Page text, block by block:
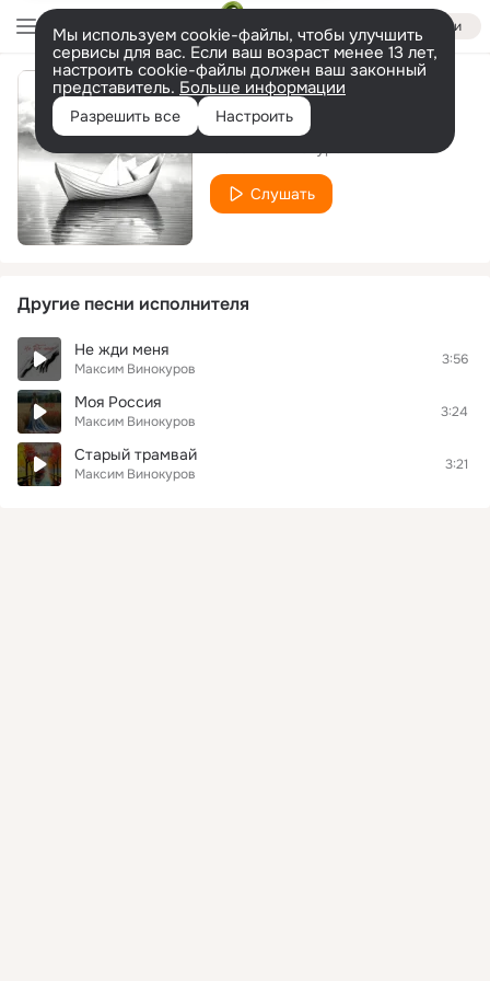
Войти
Мы используем cookie-файлы, чтобы улучшить
сервисы для вас. Если ваш возраст менее 13 лет,
настроить cookie-файлы должен ваш законный
представитель. Больше информации
Разрешить все Настроить
Родителям
Слушать
Другие песни исполнителя
Не жди меня
Максим Винокуров
3:56
Моя Россия
Максим Винокуров
3:24
Старый трамвай
Максим Винокуров
3:21